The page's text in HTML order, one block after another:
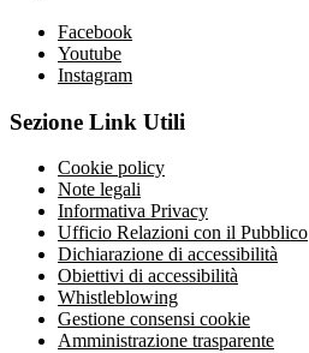
Facebook
Youtube
Instagram
Sezione Link Utili
Cookie policy
Note legali
Informativa Privacy
Ufficio Relazioni con il Pubblico
Dichiarazione di accessibilità
Obiettivi di accessibilità
Whistleblowing
Gestione consensi cookie
Amministrazione trasparente